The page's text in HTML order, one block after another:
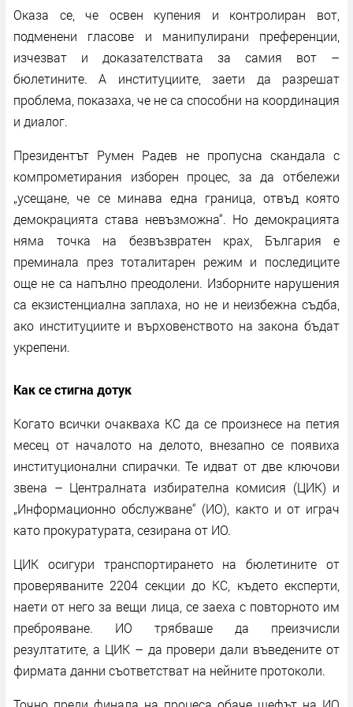
Оказа се, че освен купения и контролиран вот,
подменени гласове и манипулирани преференции,
изчезват и доказателствата за самия вот –
бюлетините. А институциите, заети да разрешат
проблема, показаха, че не са способни на координация
и диалог.
Президентът Румен Радев не пропусна скандала с
компрометирания изборен процес, за да отбележи
„усещане, че се минава една граница, отвъд която
демокрацията става невъзможна“. Но демокрацията
няма точка на безвъзвратен крах, България е
преминала през тоталитарен режим и последиците
още не са напълно преодолени. Изборните нарушения
са екзистенциална заплаха, но не и неизбежна съдба,
ако институциите и върховенството на закона бъдат
укрепени.
Как се стигна дотук
Когато всички очакваха КС да се произнесе на петия
месец от началото на делото, внезапно се появиха
институционални спирачки. Те идват от две ключови
звена – Централната избирателна комисия (ЦИК) и
„Информационно обслужване“ (ИО), както и от играч
като прокуратурата, сезирана от ИО.
ЦИК осигури транспортирането на бюлетините от
проверяваните 2204 секции до КС, където експерти,
наети от него за вещи лица, се заеха с повторното им
преброяване. ИО трябваше да преизчисли
резултатите, а ЦИК – да провери дали въведените от
фирмата данни съответстват на нейните протоколи.